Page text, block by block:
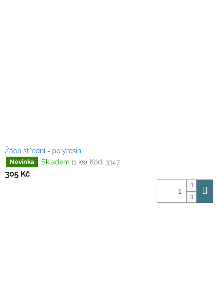
Žába střední - polyresin
Novinka Skladem (1 ks) Kód: 3347
305 Kč